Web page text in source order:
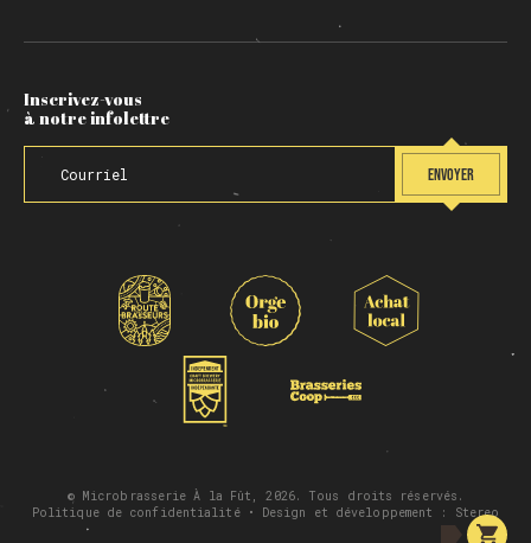
Inscrivez-vous
à notre infolettre
ENVOYER
© Microbrasserie À la Fût, 2026. Tous droits réservés.
Politique de confidentialité• Design et développement : Stereo